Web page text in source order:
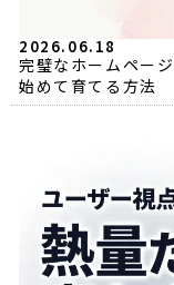
2026.06.18
完璧なホームペー
始めて育てる方法